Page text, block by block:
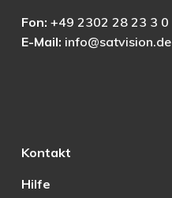
Fon: +49 2302 28 23 3 0
E-Mail: info@satvision.de
Kontakt
Hilfe